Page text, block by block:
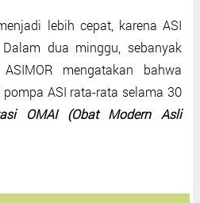
lebih cepat, karena ASI
dua minggu, sebanyak
mengatakan bahwa
ASI rata-rata selama 30
OMAI (Obat Modern Asli